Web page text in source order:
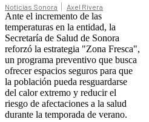
Noticias Sonora Axel Rivera
Ante el incremento de las
temperaturas en la entidad, la
Secretaría de Salud de Sonora
reforzó la estrategia "Zona Fresca",
un programa preventivo que busca
ofrecer espacios seguros para que
la población pueda resguardarse
del calor extremo y reducir el
riesgo de afectaciones a la salud
durante la temporada de verano.